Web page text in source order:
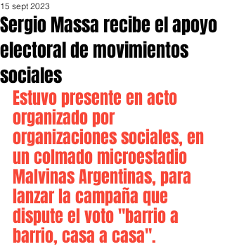
Sergio Massa recibe el apoyo
electoral de movimientos
sociales
15 sept 2023
Estuvo presente en acto
organizado por
organizaciones sociales, en
un colmado microestadio
Malvinas Argentinas, para
lanzar la campaña que
dispute el voto "barrio a
barrio, casa a casa".